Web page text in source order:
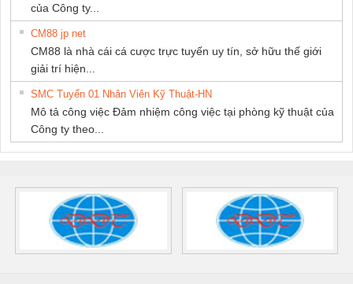
của Công ty...
CM88 jp net
CM88 là nhà cái cá cược trực tuyến uy tín, sở hữu thế giới
giải trí hiện...
SMC Tuyển 01 Nhân Viên Kỹ Thuật-HN
Mô tả công việc Đảm nhiệm công việc tại phòng kỹ thuật của
Công ty theo...